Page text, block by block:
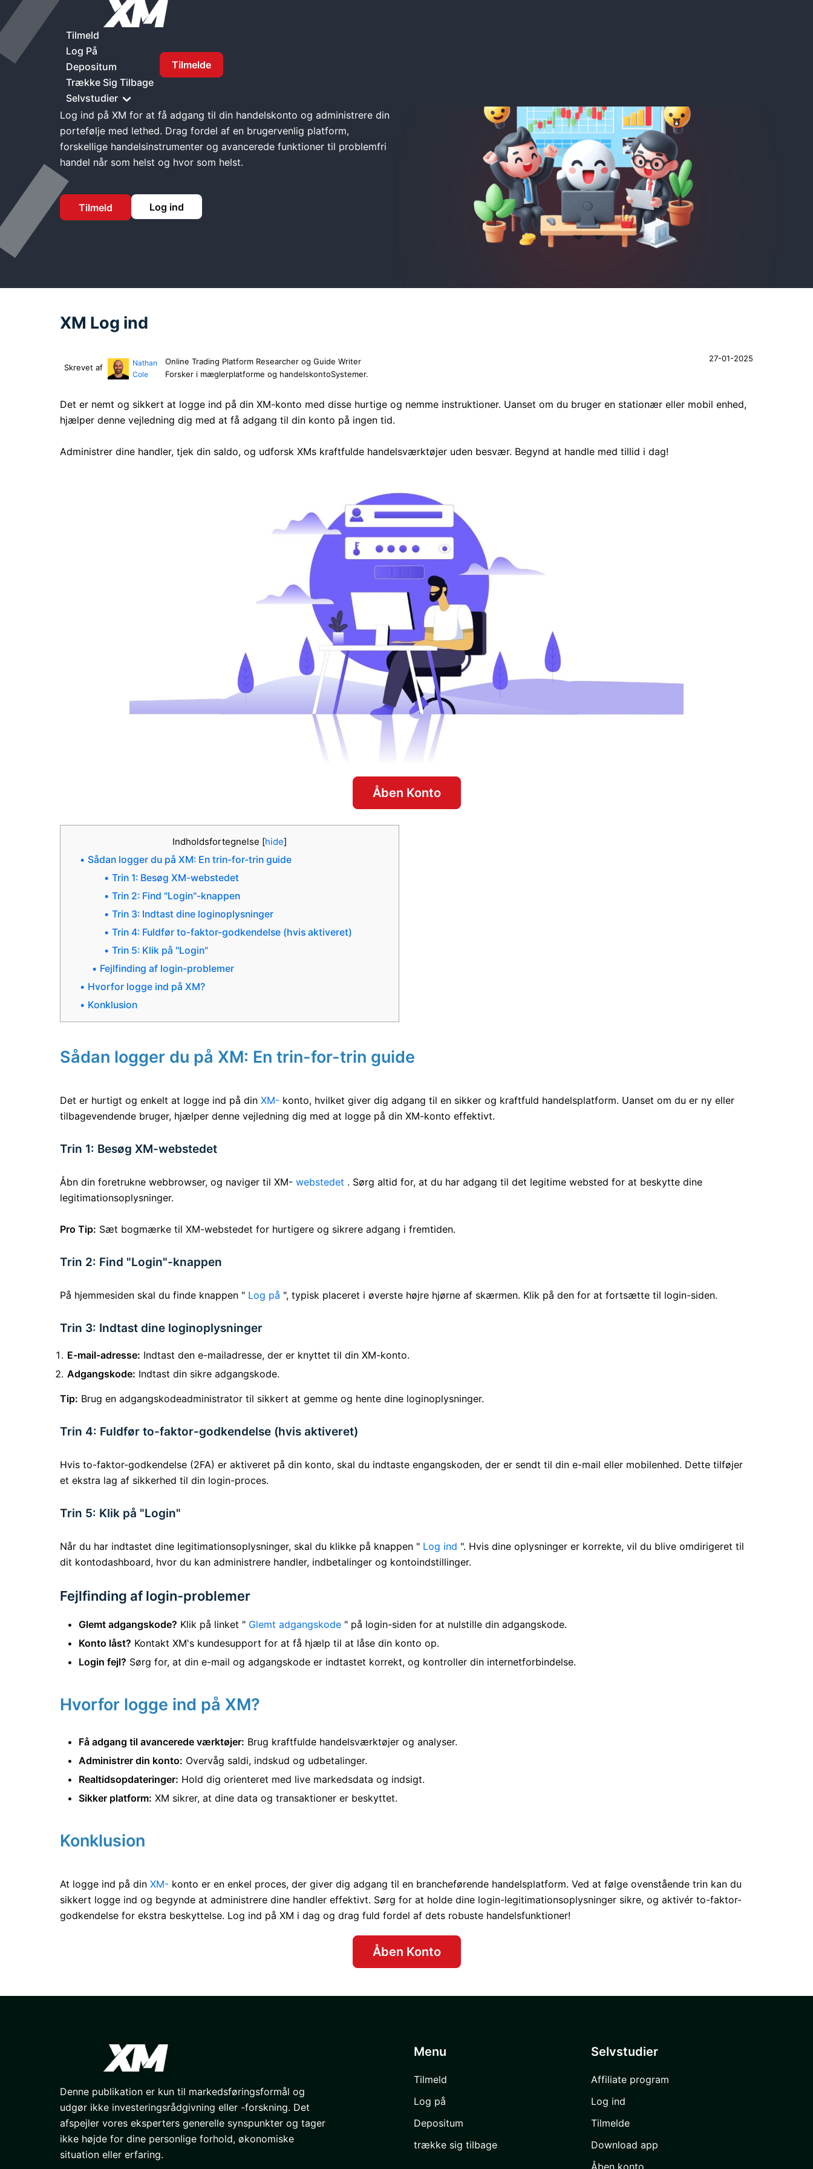
Tilmeld
Log På
Depositum
Trække Sig Tilbage
Selvstudier
Tilmelde
XM Log Ind
XM Log ind
Log ind på XM for at få adgang til din handelskonto og administrere din
portefølje med lethed. Drag fordel af en brugervenlig platform,
forskellige handelsinstrumenter og avancerede funktioner til problemfri
handel når som helst og hvor som helst.
Tilmeld Log ind
XM Log ind
Skrevet af
Nathan
Cole
Online Trading Platform Researcher og Guide Writer
Forsker i mæglerplatforme og handelskontoSystemer.
27-01-2025
Det er nemt og sikkert at logge ind på din XM-konto med disse hurtige og nemme instruktioner. Uanset om du bruger en stationær eller mobil enhed,
hjælper denne vejledning dig med at få adgang til din konto på ingen tid.
Administrer dine handler, tjek din saldo, og udforsk XMs kraftfulde handelsværktøjer uden besvær. Begynd at handle med tillid i dag!
Åben Konto
Indholdsfortegnelse [hide]
Sådan logger du på XM: En trin-for-trin guide
Trin 1: Besøg XM-webstedet
Trin 2: Find "Login"-knappen
Trin 3: Indtast dine loginoplysninger
Trin 4: Fuldfør to-faktor-godkendelse (hvis aktiveret)
Trin 5: Klik på "Login"
Fejlfinding af login-problemer
Hvorfor logge ind på XM?
Konklusion
Sådan logger du på XM: En trin-for-trin guide
Det er hurtigt og enkelt at logge ind på din XM- konto, hvilket giver dig adgang til en sikker og kraftfuld handelsplatform. Uanset om du er ny eller
tilbagevendende bruger, hjælper denne vejledning dig med at logge på din XM-konto effektivt.
Trin 1: Besøg XM-webstedet
Åbn din foretrukne webbrowser, og naviger til XM- webstedet . Sørg altid for, at du har adgang til det legitime websted for at beskytte dine
legitimationsoplysninger.
Pro Tip: Sæt bogmærke til XM-webstedet for hurtigere og sikrere adgang i fremtiden.
Trin 2: Find "Login"-knappen
På hjemmesiden skal du finde knappen " Log på ", typisk placeret i øverste højre hjørne af skærmen. Klik på den for at fortsætte til login-siden.
Trin 3: Indtast dine loginoplysninger
E-mail-adresse: Indtast den e-mailadresse, der er knyttet til din XM-konto.
Adgangskode: Indtast din sikre adgangskode.
Tip: Brug en adgangskodeadministrator til sikkert at gemme og hente dine loginoplysninger.
Trin 4: Fuldfør to-faktor-godkendelse (hvis aktiveret)
Hvis to-faktor-godkendelse (2FA) er aktiveret på din konto, skal du indtaste engangskoden, der er sendt til din e-mail eller mobilenhed. Dette tilføjer
et ekstra lag af sikkerhed til din login-proces.
Trin 5: Klik på "Login"
Når du har indtastet dine legitimationsoplysninger, skal du klikke på knappen " Log ind ". Hvis dine oplysninger er korrekte, vil du blive omdirigeret til
dit kontodashboard, hvor du kan administrere handler, indbetalinger og kontoindstillinger.
Fejlfinding af login-problemer
Glemt adgangskode? Klik på linket " Glemt adgangskode " på login-siden for at nulstille din adgangskode.
Konto låst? Kontakt XM's kundesupport for at få hjælp til at låse din konto op.
Login fejl? Sørg for, at din e-mail og adgangskode er indtastet korrekt, og kontroller din internetforbindelse.
Hvorfor logge ind på XM?
Få adgang til avancerede værktøjer: Brug kraftfulde handelsværktøjer og analyser.
Administrer din konto: Overvåg saldi, indskud og udbetalinger.
Realtidsopdateringer: Hold dig orienteret med live markedsdata og indsigt.
Sikker platform: XM sikrer, at dine data og transaktioner er beskyttet.
Konklusion
At logge ind på din XM- konto er en enkel proces, der giver dig adgang til en brancheførende handelsplatform. Ved at følge ovenstående trin kan du
sikkert logge ind og begynde at administrere dine handler effektivt. Sørg for at holde dine login-legitimationsoplysninger sikre, og aktivér to-faktor-
godkendelse for ekstra beskyttelse. Log ind på XM i dag og drag fuld fordel af dets robuste handelsfunktioner!
Åben Konto
Denne publikation er kun til markedsføringsformål og
udgør ikke investeringsrådgivning eller -forskning. Det
afspejler vores eksperters generelle synspunkter og tager
ikke højde for dine personlige forhold, økonomiske
situation eller erfaring.
Menu
Tilmeld
Log på
Depositum
trække sig tilbage
Selvstudier
Affiliate program
Log ind
Tilmelde
Download app
Åben konto